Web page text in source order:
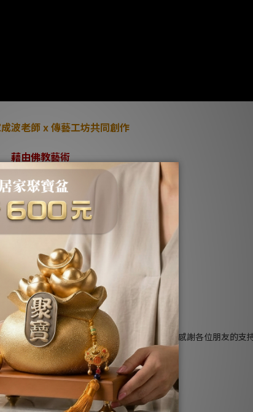
波老師 x 傳藝工坊共同創作
藉由佛教藝術
您發起大願的勇氣
少量發行
敬請把握典藏
，以便讓我們順利將作品盡快派送到您手中，感謝各位朋友的支
，因為有您的相伴，將更加美好